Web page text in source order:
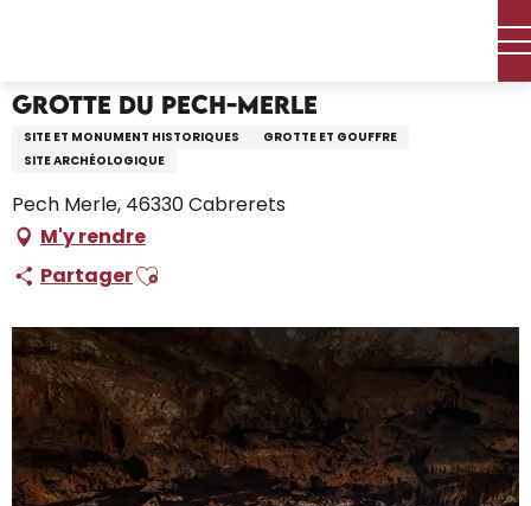
principal
Grotte du Pech-Merle
SITE ET MONUMENT HISTORIQUES
GROTTE ET GOUFFRE
SITE ARCHÉOLOGIQUE
Pech Merle, 46330 Cabrerets
M'y rendre
PartagerAjouter aux favoris